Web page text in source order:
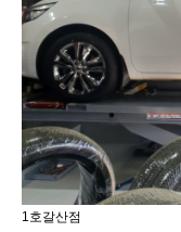
1호갈산점